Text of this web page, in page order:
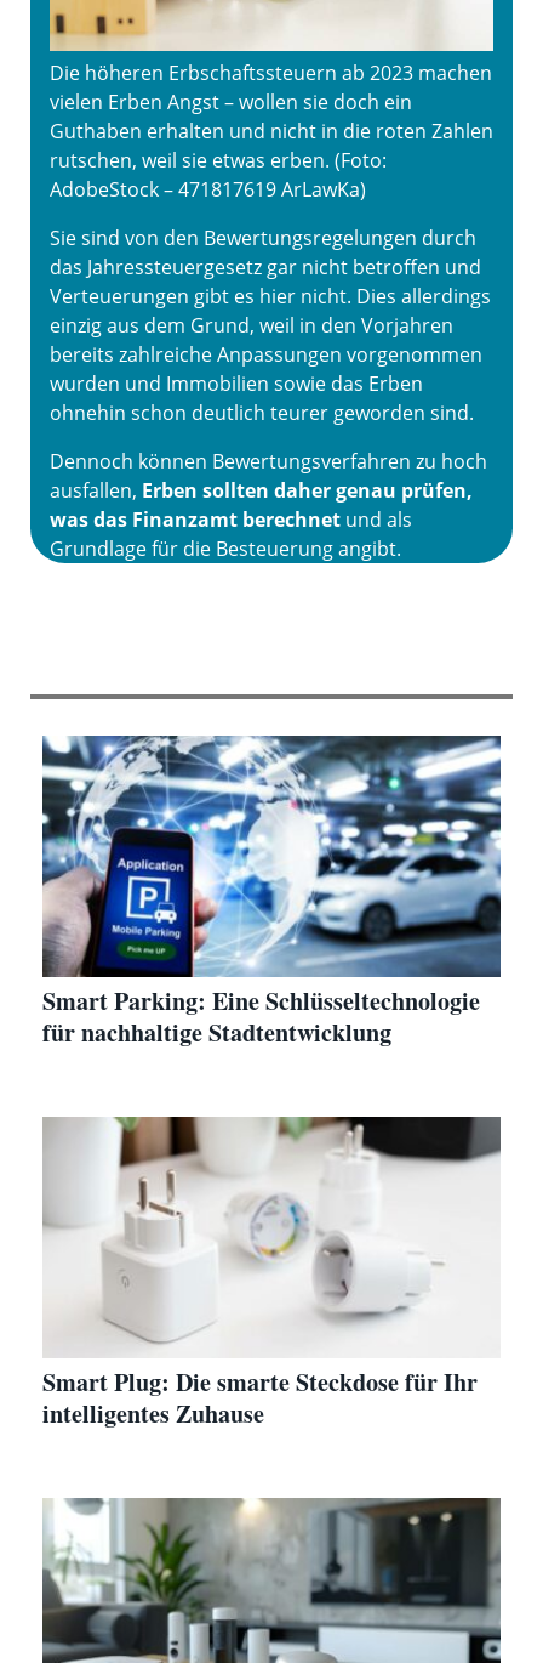
Die höheren Erbschaftssteuern ab 2023 machen
vielen Erben Angst – wollen sie doch ein
Guthaben erhalten und nicht in die roten Zahlen
rutschen, weil sie etwas erben. (Foto:
AdobeStock – 471817619 ArLawKa)
Sie sind von den Bewertungsregelungen durch
das Jahressteuergesetz gar nicht betroffen und
Verteuerungen gibt es hier nicht. Dies allerdings
einzig aus dem Grund, weil in den Vorjahren
bereits zahlreiche Anpassungen vorgenommen
wurden und Immobilien sowie das Erben
ohnehin schon deutlich teurer geworden sind.
Dennoch können Bewertungsverfahren zu hoch
ausfallen, Erben sollten daher genau prüfen,
was das Finanzamt berechnet und als
Grundlage für die Besteuerung angibt.
Smart Parking: Eine Schlüsseltechnologie
für nachhaltige Stadtentwicklung
Smart Plug: Die smarte Steckdose für Ihr
intelligentes Zuhause